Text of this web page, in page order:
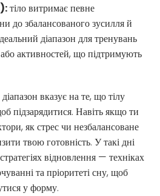
тіло витримає певне
до збалансованого зусилля й
діапазон для тренувань
або активностей, що підтримують
вказує на те, що тілу
підзарядитися. Навіть якщо ти
як стрес чи незбалансоване
твою готовність. У такі дні
відновлення — техніках
та пріоритеті сну, щоб
у форму.